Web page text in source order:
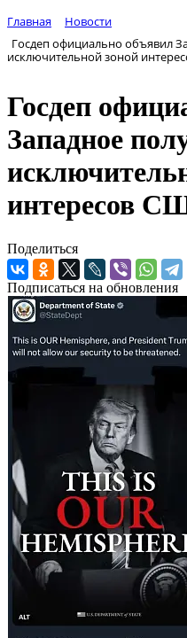
Главная
Новости
Госдеп официально объявил
исключительной зоной
Госдеп
Западное
интересов
Поделиться
Подписаться на обновления